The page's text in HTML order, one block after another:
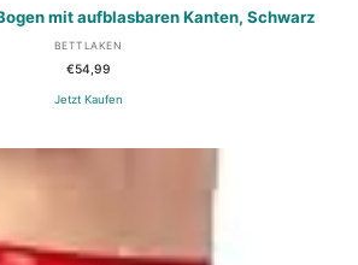
mit aufblasbaren Kanten, Schwarz
BETTLAKEN
€54,99
Jetzt Kaufen